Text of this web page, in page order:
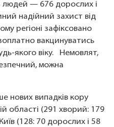
людей — 676 дорослих і
надійний захист від
регіоні зафіксовано
вакцинуватись
якого віку. Немовлят,
можна
нових випадків кору
області (291 хворий: 179
(128: 70 дорослих і 58